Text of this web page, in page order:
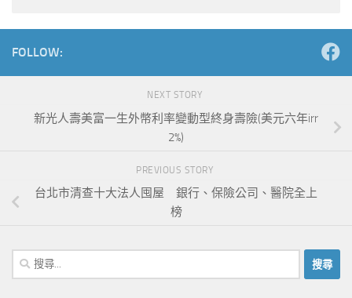
FOLLOW:
NEXT STORY
新光人壽美富一生外幣利率變動型終身壽險(美元六年irr
2%)
PREVIOUS STORY
台北市清查十大法人囤屋 銀行、保險公司、醫院全上
榜
搜
尋